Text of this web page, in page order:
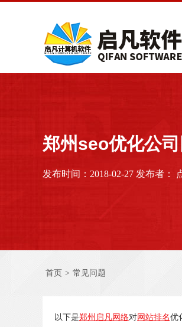
郑州seo优化公
发布时间：2018-02-27 发布者：
首页 > 常见问题
以下是郑州启凡网络对网站排名优